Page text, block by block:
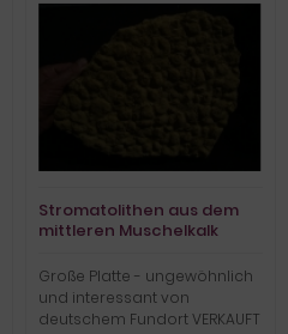
Stromatolithen aus dem
mittleren Muschelkalk
Große Platte - ungewöhnlich
und interessant von
deutschem Fundort VERKAUFT